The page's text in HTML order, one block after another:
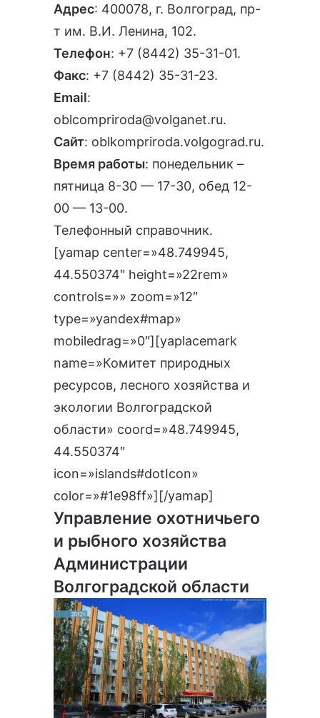
Адрес: 400078, г. Волгоград, пр-
т им. В.И. Ленина, 102.
Телефон: +7 (8442) 35-31-01.
Факс: +7 (8442) 35-31-23.
Email:
oblcompriroda@volganet.ru.
Сайт: oblkompriroda.volgograd.ru.
Время работы: понедельник –
пятница 8-30 — 17-30, обед 12-
00 — 13-00.
Телефонный справочник.
[yamap center=»48.749945,
44.550374″ height=»22rem»
controls=»» zoom=»12″
type=»yandex#map»
mobiledrag=»0″][yaplacemark
name=»Комитет природных
ресурсов, лесного хозяйства и
экологии Волгоградской
области» coord=»48.749945,
44.550374″
icon=»islands#dotIcon»
color=»#1e98ff»][/yamap]
Управление охотничьего
и рыбного хозяйства
Администрации
Волгоградской области